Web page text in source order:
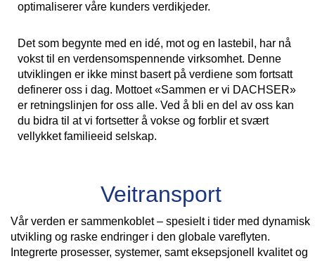
optimaliserer våre kunders verdikjeder.
Det som begynte med en idé, mot og en lastebil, har nå
vokst til en verdensomspennende virksomhet. Denne
utviklingen er ikke minst basert på verdiene som fortsatt
definerer oss i dag. Mottoet «Sammen er vi DACHSER»
er retningslinjen for oss alle. Ved å bli en del av oss kan
du bidra til at vi fortsetter å vokse og forblir et svært
vellykket familieeid selskap.
Veitransport
Vår verden er sammenkoblet – spesielt i tider med dynamisk
utvikling og raske endringer i den globale vareflyten.
Integrerte prosesser, systemer, samt eksepsjonell kvalitet og